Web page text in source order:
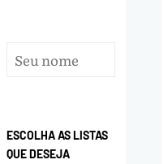
ESCOLHA AS LISTAS
QUE DESEJA